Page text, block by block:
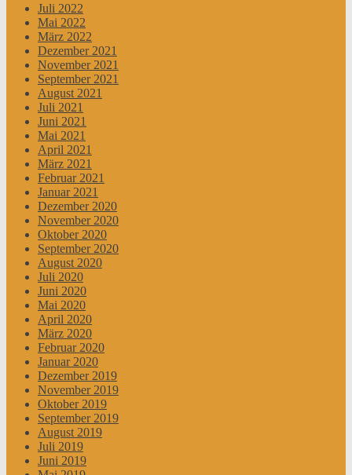
Juli 2022
Mai 2022
März 2022
Dezember 2021
November 2021
September 2021
August 2021
Juli 2021
Juni 2021
Mai 2021
April 2021
März 2021
Februar 2021
Januar 2021
Dezember 2020
November 2020
Oktober 2020
September 2020
August 2020
Juli 2020
Juni 2020
Mai 2020
April 2020
März 2020
Februar 2020
Januar 2020
Dezember 2019
November 2019
Oktober 2019
September 2019
August 2019
Juli 2019
Juni 2019